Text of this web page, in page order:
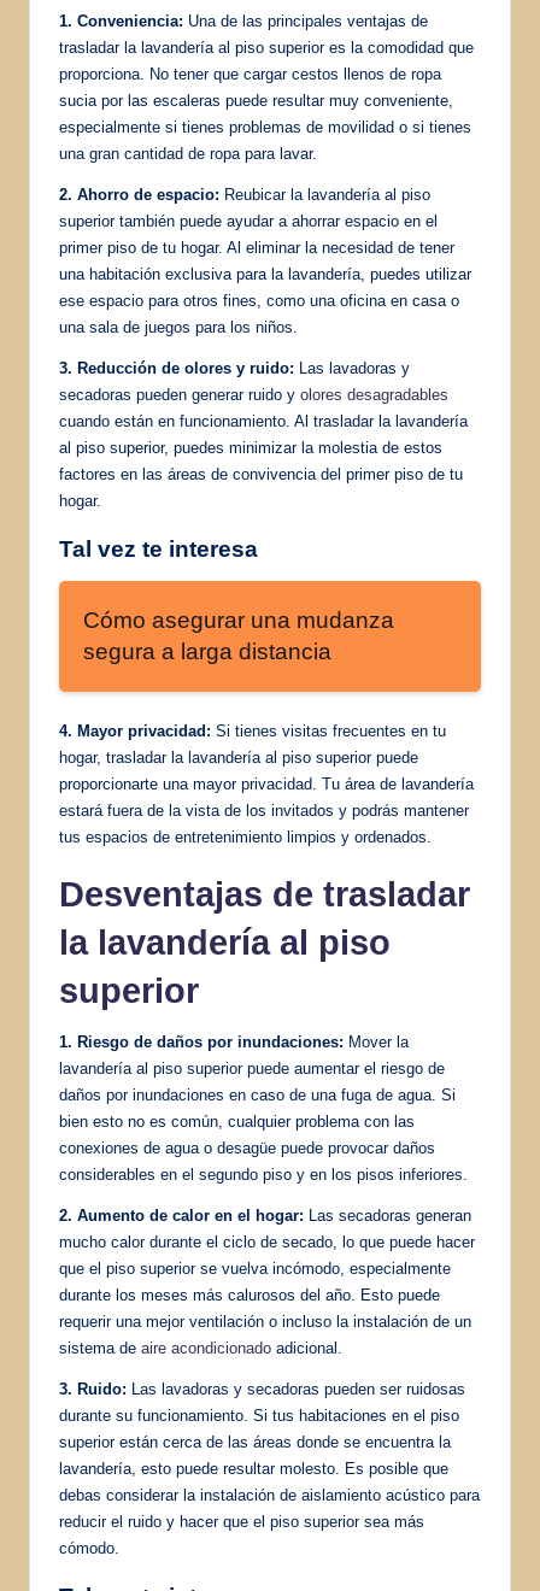
1. Conveniencia: Una de las principales ventajas de
trasladar la lavandería al piso superior es la comodidad que
proporciona. No tener que cargar cestos llenos de ropa
sucia por las escaleras puede resultar muy conveniente,
especialmente si tienes problemas de movilidad o si tienes
una gran cantidad de ropa para lavar.
2. Ahorro de espacio: Reubicar la lavandería al piso
superior también puede ayudar a ahorrar espacio en el
primer piso de tu hogar. Al eliminar la necesidad de tener
una habitación exclusiva para la lavandería, puedes utilizar
ese espacio para otros fines, como una oficina en casa o
una sala de juegos para los niños.
3. Reducción de olores y ruido: Las lavadoras y
secadoras pueden generar ruido y olores desagradables
cuando están en funcionamiento. Al trasladar la lavandería
al piso superior, puedes minimizar la molestia de estos
factores en las áreas de convivencia del primer piso de tu
hogar.
Tal vez te interesa
Cómo asegurar una mudanza
segura a larga distancia
4. Mayor privacidad: Si tienes visitas frecuentes en tu
hogar, trasladar la lavandería al piso superior puede
proporcionarte una mayor privacidad. Tu área de lavandería
estará fuera de la vista de los invitados y podrás mantener
tus espacios de entretenimiento limpios y ordenados.
Desventajas de trasladar
la lavandería al piso
superior
1. Riesgo de daños por inundaciones: Mover la
lavandería al piso superior puede aumentar el riesgo de
daños por inundaciones en caso de una fuga de agua. Si
bien esto no es común, cualquier problema con las
conexiones de agua o desagüe puede provocar daños
considerables en el segundo piso y en los pisos inferiores.
2. Aumento de calor en el hogar: Las secadoras generan
mucho calor durante el ciclo de secado, lo que puede hacer
que el piso superior se vuelva incómodo, especialmente
durante los meses más calurosos del año. Esto puede
requerir una mejor ventilación o incluso la instalación de un
sistema de aire acondicionado adicional.
3. Ruido: Las lavadoras y secadoras pueden ser ruidosas
durante su funcionamiento. Si tus habitaciones en el piso
superior están cerca de las áreas donde se encuentra la
lavandería, esto puede resultar molesto. Es posible que
debas considerar la instalación de aislamiento acústico para
reducir el ruido y hacer que el piso superior sea más
cómodo.